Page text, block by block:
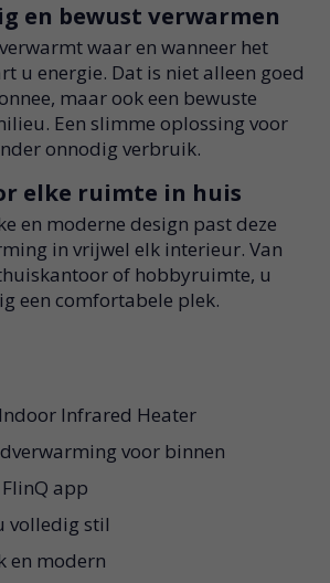
en bewust verwarmen
waar en wanneer het
u energie. Dat is niet alleen goed
maar ook een bewuste
Een slimme oplossing voor
onnodig verbruik.
elke ruimte in huis
en moderne design past deze
in vrijwel elk interieur. Van
of hobbyruimte, u
een comfortabele plek.
Infrared Heater
voor binnen
app
volledig stil
en modern